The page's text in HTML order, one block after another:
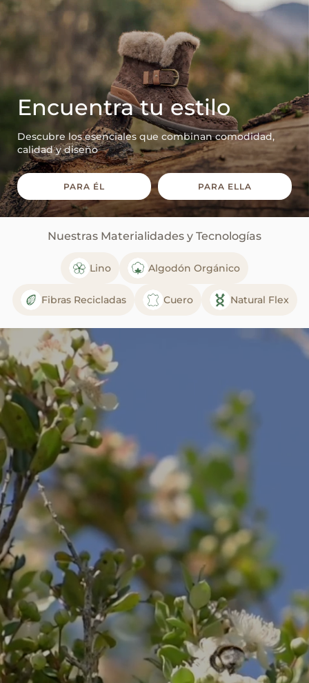
Encuentra tu estilo
Descubre los esenciales que combinan comodidad,
calidad y diseño
PARA ÉL PARA ELLA
Nuestras Materialidades y Tecnologías
Lino Algodón Orgánico
Fibras Recicladas Cuero Natural Flex